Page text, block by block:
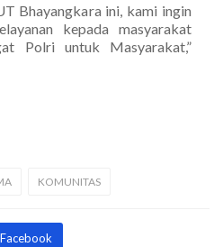
Bhayangkara ini, kami ingin
kepada masyarakat
Polri untuk Masyarakat,”
KOMUNITAS